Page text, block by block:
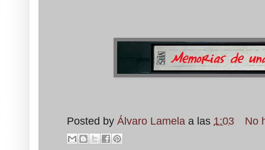
Posted by Álvaro Lamela a las 1:03 No